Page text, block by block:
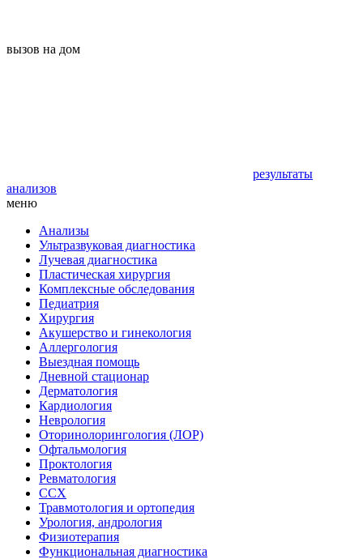
вызов на дом
результаты
анализов
меню
Анализы
Ультразвуковая диагностика
Лучевая диагностика
Пластическая хирургия
Комплексные обследования
Педиатрия
Хирургия
Акушерство и гинекология
Аллергология
Выездная помощь
Дневной стационар
Дерматология
Кардиология
Неврология
Оторинолорингология (ЛОР)
Офтальмология
Проктология
Ревматология
ССХ
Травмотология и ортопедия
Урология, андрология
Физиотерапия
Функциональная диагностика